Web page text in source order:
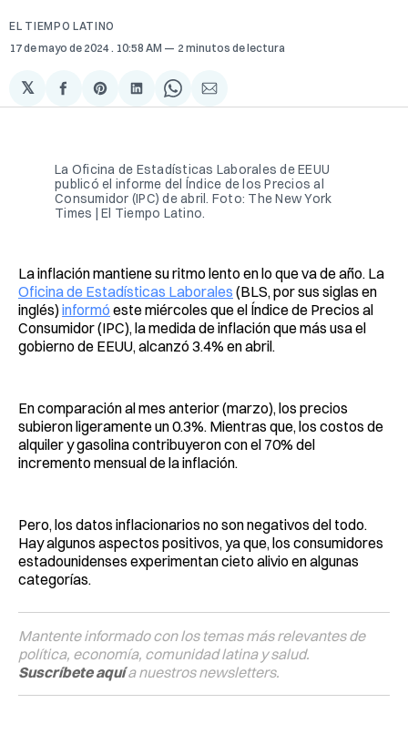
EL TIEMPO LATINO
17 de mayo de 2024 . 10:58 AM 2 minutos de lectura
𝕏
Compartir
en
Share
on
Compartir
en
Share
on
Compartir
via
La Oficina de Estadísticas Laborales de EEUU
publicó el informe del Índice de los Precios al
Consumidor (IPC) de abril. Foto: The New York
Times | El Tiempo Latino.
La inflación mantiene su ritmo lento en lo que va de año. La
Oficina de Estadísticas Laborales (BLS, por sus siglas en
inglés)informó este miércoles que el Índice de Precios al
Consumidor (IPC), la medida de inflación que más usa el
gobierno de EEUU, alcanzó 3.4% en abril.
En comparación al mes anterior (marzo), los precios
subieron ligeramente un 0.3%. Mientras que, los costos de
alquiler y gasolina contribuyeron con el 70% del
incremento mensual de la inflación.
Pero, los datos inflacionarios no son negativos del todo.
Hay algunos aspectos positivos, ya que, los consumidores
estadounidenses experimentan cieto alivio en algunas
categorías.
Mantente informado con los temas más relevantes de
política, economía, comunidad latina y salud.
Suscríbete aquía nuestros newsletters.